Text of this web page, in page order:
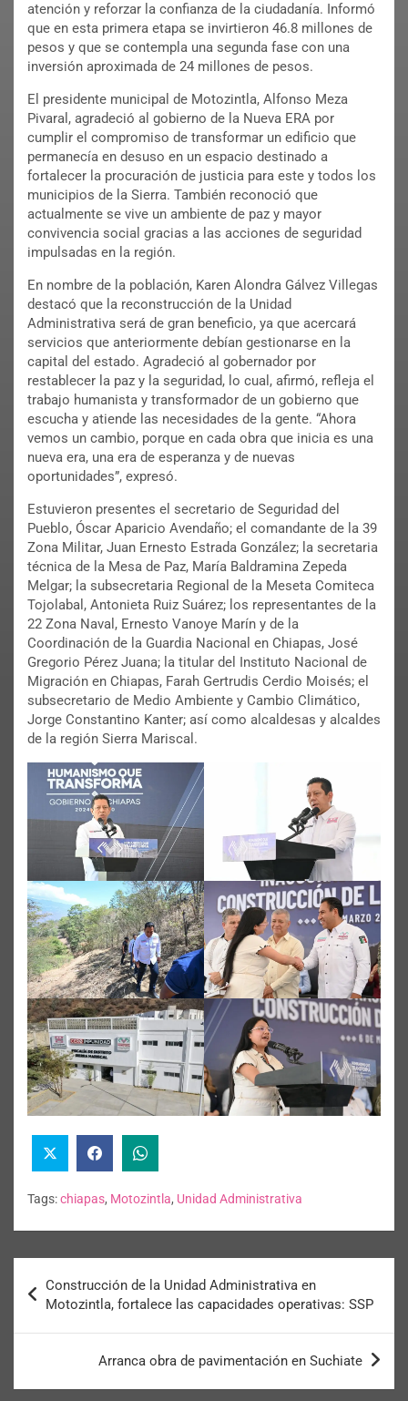
atención y reforzar la confianza de la ciudadanía. Informó
que en esta primera etapa se invirtieron 46.8 millones de
pesos y que se contempla una segunda fase con una
inversión aproximada de 24 millones de pesos.
El presidente municipal de Motozintla, Alfonso Meza
Pivaral, agradeció al gobierno de la Nueva ERA por
cumplir el compromiso de transformar un edificio que
permanecía en desuso en un espacio destinado a
fortalecer la procuración de justicia para este y todos los
municipios de la Sierra. También reconoció que
actualmente se vive un ambiente de paz y mayor
convivencia social gracias a las acciones de seguridad
impulsadas en la región.
En nombre de la población, Karen Alondra Gálvez Villegas
destacó que la reconstrucción de la Unidad
Administrativa será de gran beneficio, ya que acercará
servicios que anteriormente debían gestionarse en la
capital del estado. Agradeció al gobernador por
restablecer la paz y la seguridad, lo cual, afirmó, refleja el
trabajo humanista y transformador de un gobierno que
escucha y atiende las necesidades de la gente. “Ahora
vemos un cambio, porque en cada obra que inicia es una
nueva era, una era de esperanza y de nuevas
oportunidades”, expresó.
Estuvieron presentes el secretario de Seguridad del
Pueblo, Óscar Aparicio Avendaño; el comandante de la 39
Zona Militar, Juan Ernesto Estrada González; la secretaria
técnica de la Mesa de Paz, María Baldramina Zepeda
Melgar; la subsecretaria Regional de la Meseta Comiteca
Tojolabal, Antonieta Ruiz Suárez; los representantes de la
22 Zona Naval, Ernesto Vanoye Marín y de la
Coordinación de la Guardia Nacional en Chiapas, José
Gregorio Pérez Juana; la titular del Instituto Nacional de
Migración en Chiapas, Farah Gertrudis Cerdio Moisés; el
subsecretario de Medio Ambiente y Cambio Climático,
Jorge Constantino Kanter; así como alcaldesas y alcaldes
de la región Sierra Mariscal.
Tags:chiapas, Motozintla, Unidad Administrativa
Construcción de la Unidad Administrativa en
Motozintla, fortalece las capacidades operativas: SSP
Arranca obra de pavimentación en Suchiate